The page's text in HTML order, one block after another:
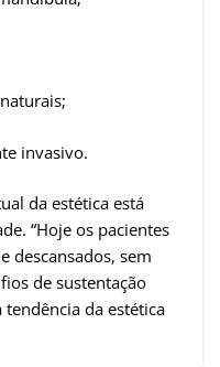
invasivo.
da estética está
“Hoje os pacientes
descansados, sem
de sustentação
da estética